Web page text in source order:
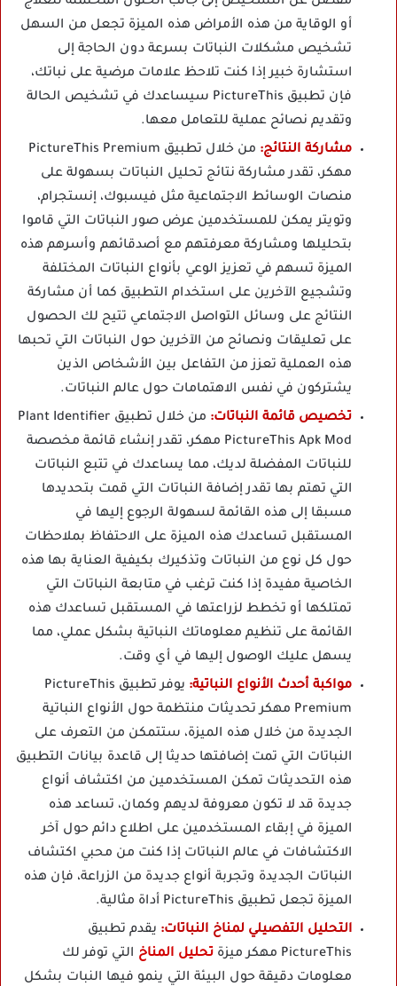
أو الوقاية من هذه الأمراض هذه الميزة تجعل من السهل
تشخيص مشكلات النباتات بسرعة دون الحاجة إلى
استشارة خبير إذا كنت تلاحظ علامات مرضية على نباتك،
فإن تطبيق PictureThis سيساعدك في تشخيص الحالة
وتقديم نصائح عملية للتعامل معها.
مشاركة النتائج:
من خلال تطبيق PictureThis Premium
مهكر، تقدر مشاركة نتائج تحليل النباتات بسهولة على
منصات الوسائط الاجتماعية مثل فيسبوك، إنستجرام،
وتويتر يمكن للمستخدمين عرض صور النباتات التي قاموا
بتحليلها ومشاركة معرفتهم مع أصدقائهم وأسرهم هذه
الميزة تسهم في تعزيز الوعي بأنواع النباتات المختلفة
وتشجيع الآخرين على استخدام التطبيق كما أن مشاركة
النتائج على وسائل التواصل الاجتماعي تتيح لك الحصول
على تعليقات ونصائح من الآخرين حول النباتات التي تحبها
هذه العملية تعزز من التفاعل بين الأشخاص الذين
يشتركون في نفس الاهتمامات حول عالم النباتات.
تخصيص قائمة النباتات:
من خلال تطبيق Plant Identifier
PictureThis Apk Mod مهكر، تقدر إنشاء قائمة مخصصة
للنباتات المفضلة لديك، مما يساعدك في تتبع النباتات
التي تهتم بها تقدر إضافة النباتات التي قمت بتحديدها
مسبقا إلى هذه القائمة لسهولة الرجوع إليها في
المستقبل تساعدك هذه الميزة على الاحتفاظ بملاحظات
حول كل نوع من النباتات وتذكيرك بكيفية العناية بها هذه
الخاصية مفيدة إذا كنت ترغب في متابعة النباتات التي
تمتلكها أو تخطط لزراعتها في المستقبل تساعدك هذه
القائمة على تنظيم معلوماتك النباتية بشكل عملي، مما
يسهل عليك الوصول إليها في أي وقت.
مواكبة أحدث الأنواع النباتية:
يوفر تطبيق PictureThis
Premium مهكر تحديثات منتظمة حول الأنواع النباتية
الجديدة من خلال هذه الميزة، ستتمكن من التعرف على
النباتات التي تمت إضافتها حديثا إلى قاعدة بيانات التطبيق
هذه التحديثات تمكن المستخدمين من اكتشاف أنواع
جديدة قد لا تكون معروفة لديهم وكمان، تساعد هذه
الميزة في إبقاء المستخدمين على اطلاع دائم حول آخر
الاكتشافات في عالم النباتات إذا كنت من محبي اكتشاف
النباتات الجديدة وتجربة أنواع جديدة من الزراعة، فإن هذه
الميزة تجعل تطبيق PictureThis أداة مثالية.
التحليل التفصيلي لمناخ النباتات: يقدم تطبيق
PictureThis مهكر ميزة
تحليل المناخ التي توفر لك
معلومات دقيقة حول البيئة التي ينمو فيها النبات بشكل